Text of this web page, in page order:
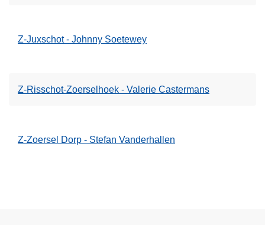
Z-Juxschot - Johnny Soetewey
Z-Risschot-Zoerselhoek - Valerie Castermans
Z-Zoersel Dorp - Stefan Vanderhallen